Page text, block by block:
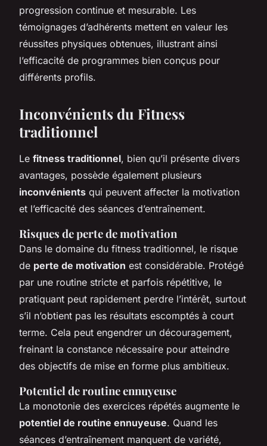
progression continue et mesurable. Les
témoignages d’adhérents mettent en valeur les
réussites physiques obtenues, illustrant ainsi
l’efficacité de programmes bien conçus pour
différents profils.
Inconvénients du Fitness
traditionnel
Le fitness traditionnel, bien qu’il présente divers
avantages, possède également plusieurs
inconvénients qui peuvent affecter la motivation
et l’efficacité des séances d’entraînement.
Risques de perte de motivation
Dans le domaine du fitness traditionnel, le risque
de perte de motivation est considérable. Protégé
par une routine stricte et parfois répétitive, le
pratiquant peut rapidement perdre l’intérêt, surtout
s’il n’obtient pas les résultats escomptés à court
terme. Cela peut engendrer un découragement,
freinant la constance nécessaire pour atteindre
des objectifs de mise en forme plus ambitieux.
Potentiel de routine ennuyeuse
La monotonie des exercices répétés augmente le
potentiel de routine ennuyeuse. Quand les
séances d’entraînement manquent de variété,